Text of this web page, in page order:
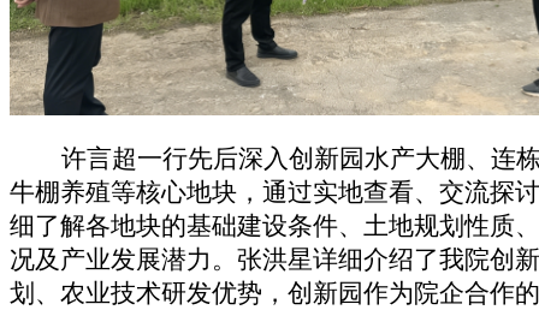
许言超一行先后深入创新园水产大棚、连
牛棚养殖等核心地块，通过实地查看、交流探
细了解各地块的基础建设条件、土地规划性质
况及产业发展潜力。张洪星详细介绍了我院创
划、农业技术研发优势，创新园作为院企合作